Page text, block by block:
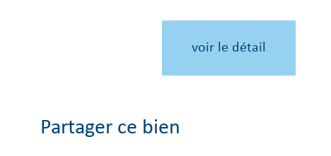
voir le détail
Partager ce bien